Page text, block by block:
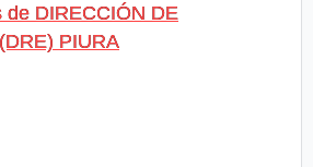
de DIRECCIÓN DE
PIURA